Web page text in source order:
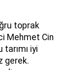
toprak
Mehmet Cin
tarımı iyi
gerek.